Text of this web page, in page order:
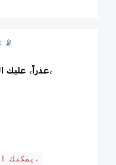
عالم الأندرويد | #رامي_تك 📡
عذراً، عليك الانضمام الى هذهِ القناة أولاً،
يمكنك ايضاً تجربة هذه البوتات،